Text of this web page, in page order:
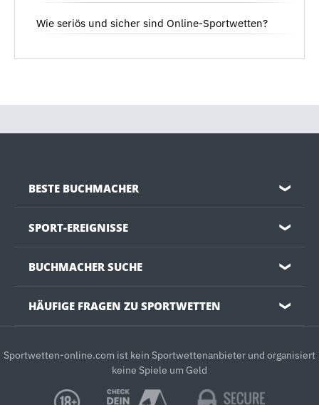
Wie seriös und sicher sind Online-Sportwetten?
BESTE BUCHMACHER ❯
SPORT-EREIGNISSE ❯
BUCHMACHER SUCHE ❯
HÄUFIGE FRAGEN ZU SPORTWETTEN ❯
Sportwetten-online.com ist kein Sportwettenanbieter und organisiert
keine Spiele um Geld